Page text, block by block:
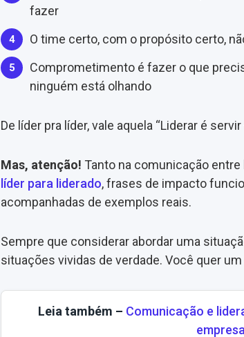
fazer
O time certo, com o propósito certo,
Comprometimento é fazer o que
ninguém está olhando
De líder pra líder, vale aquela “Liderar é
Mas, atenção! Tanto na comunicação
líder para liderado, frases de impacto
acompanhadas de exemplos reais.
Sempre que considerar abordar uma
situações vividas de verdade. Você quer
Leia também – Comunicação e
empresa